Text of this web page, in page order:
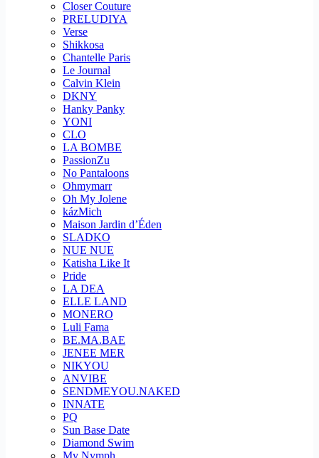
Closer Couture
PRELUDIYA
Verse
Shikkosa
Chantelle Paris
Le Journal
Calvin Klein
DKNY
Hanky Panky
YONI
CLO
LA BOMBE
PassionZu
No Pantaloons
Ohmymarr
Oh My Jolene
kázMich
Maison Jardin d’Éden
SLADKO
NUE NUE
Katisha Like It
Pride
LA DEA
ELLE LAND
MONERO
Luli Fama
BE.MA.BAE
JENEE MER
NIKYOU
ANVIBE
SENDMEYOU.NAKED
INNATE
PQ
Sun Base Date
Diamond Swim
My Nymph